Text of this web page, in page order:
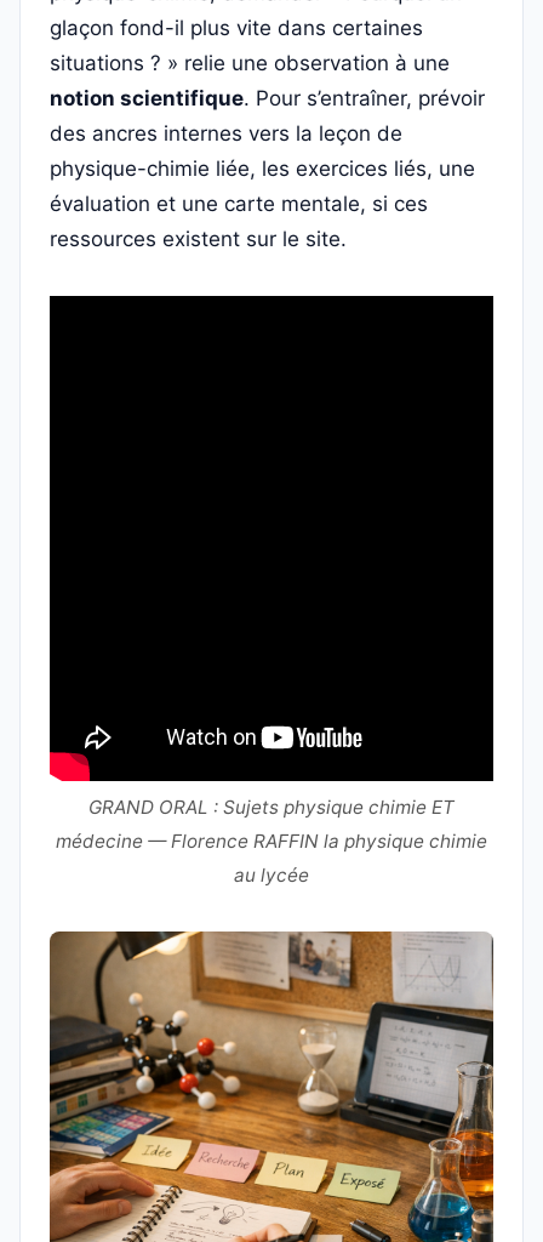
glaçon fond-il plus vite dans certaines
situations ? » relie une observation à une
notion scientifique. Pour s’entraîner, prévoir
des ancres internes vers la leçon de
physique-chimie liée, les exercices liés, une
évaluation et une carte mentale, si ces
ressources existent sur le site.
GRAND ORAL : Sujets physique chimie ET
médecine — Florence RAFFIN la physique chimie
au lycée